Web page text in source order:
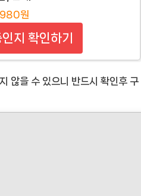
원
지 확인하기
않을 수 있으니 반드시 확인후 구